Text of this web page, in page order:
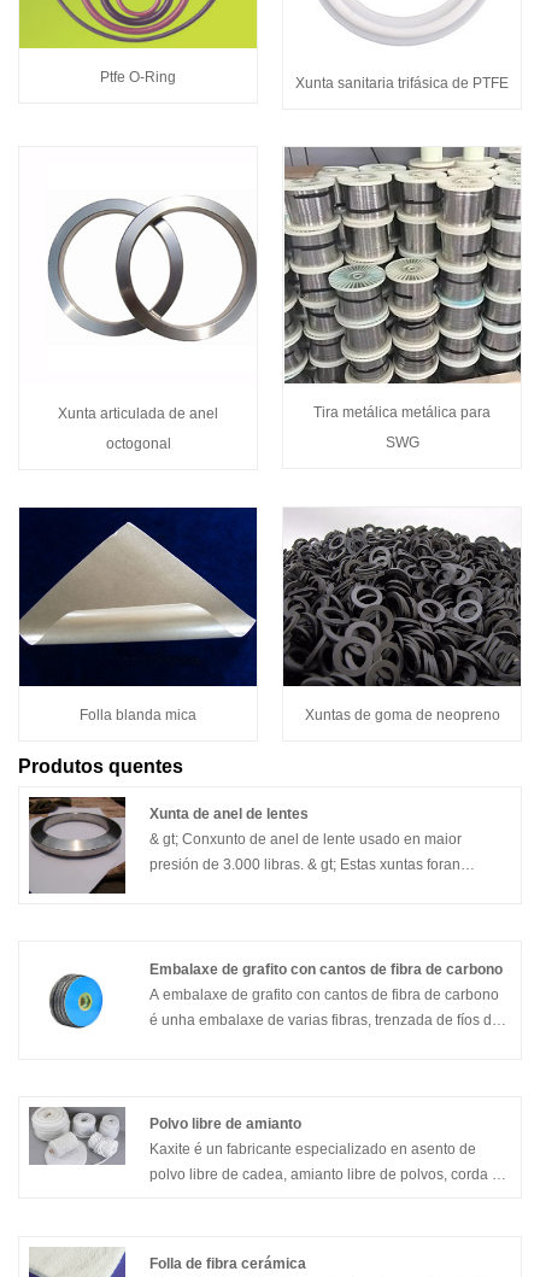
Ptfe O-Ring Xunta sanitaria trifásica de PTFE
Xunta articulada de anel
octogonal
Tira metálica metálica para
SWG
Folla blanda mica Xuntas de goma de neopreno
Produtos quentes
Xunta de anel de lentes
& gt; Conxunto de anel de lente usado en maior
presión de 3.000 libras. & gt; Estas xuntas foran
Embalaxe de grafito con cantos de fibra de carbono
A embalaxe de grafito con cantos de fibra de carbono
é unha embalaxe de varias fibras, trenzada de fíos de
fan a embalaxe tres veces máis resistente á extrusión
e aumentan as capacidades de entrega de presión en
comparación cos empaquetados tradicionais de
Polvo libre de amianto
Kaxite é un fabricante especializado en asento de
polvo libre de cadea, amianto libre de polvos, corda de
Folla de fibra cerámica